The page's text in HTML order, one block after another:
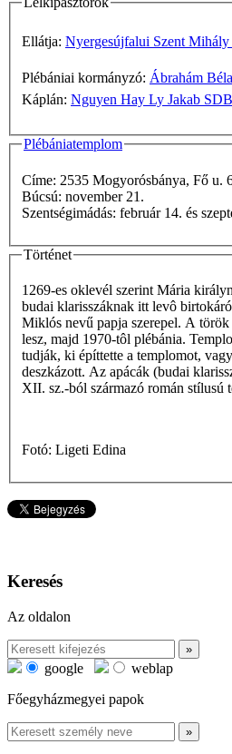
Ellátja: Nyergesújfalui Szent Mihály
Plébániai kormányzó: Ábrahám
Káplán: Nguyen Hay Ly Jakab SDB
Plébániatemplom
Címe: 2535 Mogyorósbánya, Fő u.
Búcsú: november 21.
Szentségimádás: február 14. és
Történet
1269-es oklevél szerint Mária
budai klarisszáknak itt levô
Miklós nevű papja szerepel. A
lesz, majd 1970-tôl plébánia.
tudják, ki építtette a templomot,
deszkázott. Az apácák (budai
XII. sz.-ból származó román stílusú
Fotó: Ligeti Edina
Keresés
Az oldalon
google
weblap
Főegyházmegyei papok